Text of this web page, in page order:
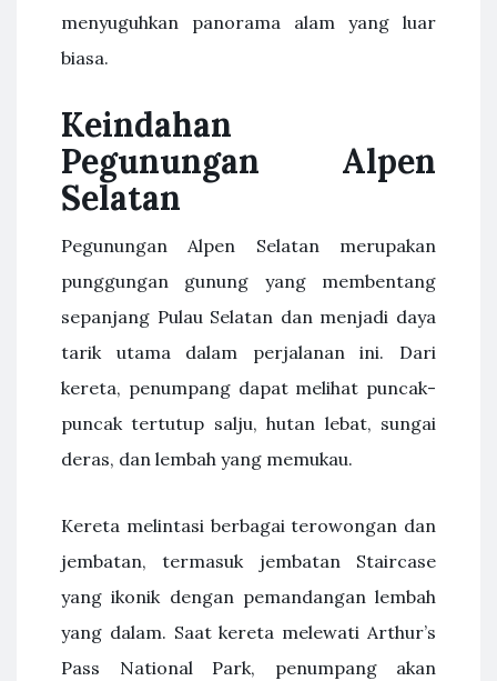
menyuguhkan panorama alam yang luar
biasa.
Keindahan
Pegunungan Alpen
Selatan
Pegunungan Alpen Selatan merupakan
punggungan gunung yang membentang
sepanjang Pulau Selatan dan menjadi daya
tarik utama dalam perjalanan ini. Dari
kereta, penumpang dapat melihat puncak-
puncak tertutup salju, hutan lebat, sungai
deras, dan lembah yang memukau.
Kereta melintasi berbagai terowongan dan
jembatan, termasuk jembatan Staircase
yang ikonik dengan pemandangan lembah
yang dalam. Saat kereta melewati Arthur’s
Pass National Park, penumpang akan